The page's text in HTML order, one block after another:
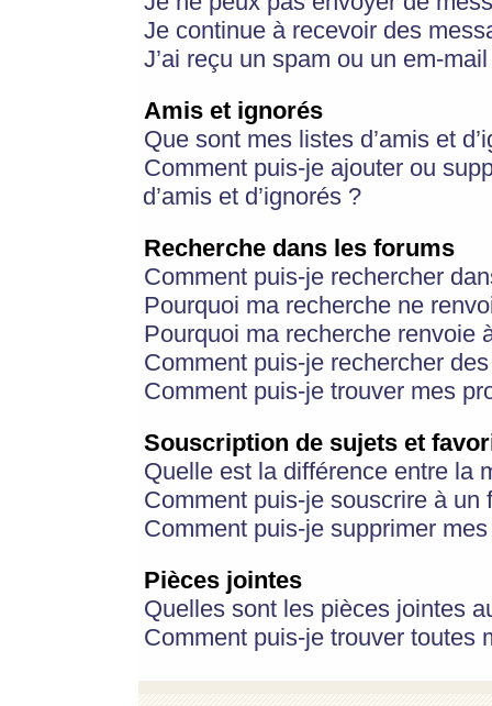
Je continue à recevoir des
J’ai reçu un spam ou un em-
Amis et ignorés
Que sont mes listes d’amis et
Comment puis-je ajouter ou
d’amis et d’ignorés ?
Recherche dans les forums
Comment puis-je rechercher
Pourquoi ma recherche ne
Pourquoi ma recherche renvoie
Comment puis-je rechercher
Comment puis-je trouver mes
Souscription de sujets et
Quelle est la différence entre la
Comment puis-je souscrire à
Comment puis-je supprimer
Pièces jointes
Quelles sont les pièces jointes
Comment puis-je trouver toutes